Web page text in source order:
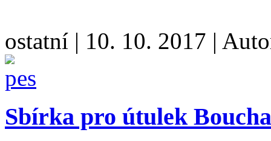
ostatní | 10. 10. 2017 |
Sbírka pro útulek